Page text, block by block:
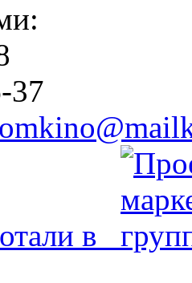
37
в